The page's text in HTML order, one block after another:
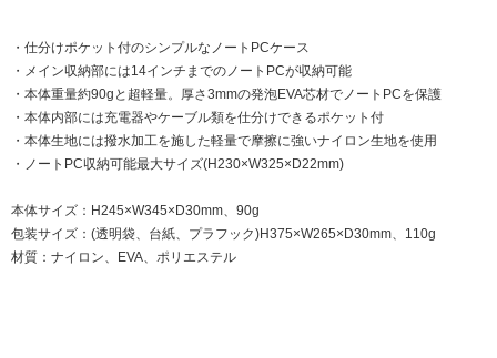
・仕分けポケット付のシンプルなノートPCケース
・メイン収納部には14インチまでのノートPCが収納可能
・本体重量約90gと超軽量。厚さ3mmの発泡EVA芯材でノートPCを保護
・本体内部には充電器やケーブル類を仕分けできるポケット付
・本体生地には撥水加工を施した軽量で摩擦に強いナイロン生地を使用
・ノートPC収納可能最大サイズ(H230×W325×D22mm)
本体サイズ：H245×W345×D30mm、90g
包装サイズ：(透明袋、台紙、プラフック)H375×W265×D30mm、110g
材質：ナイロン、EVA、ポリエステル